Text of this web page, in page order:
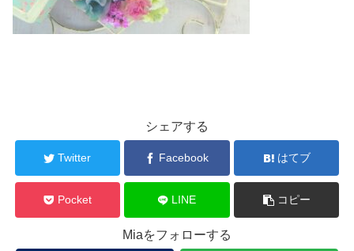
シェアする
Twitter Facebook はてブ
Pocket LINE コピー
Miaをフォローする